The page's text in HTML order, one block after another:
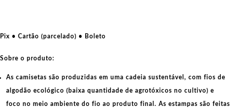
temer
Pobres
Pix • Cartão (parcelado) • Boleto
Sobre o produto:
As camisetas são produzidas em uma cadeia sustentável, com fios de
algodão ecológico (baixa quantidade de agrotóxicos no cultivo) e
foco no meio ambiente do fio ao produto final. As estampas são feitas